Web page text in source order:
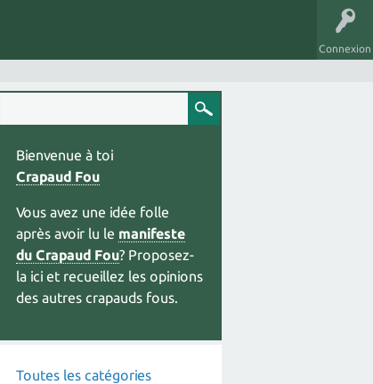
Connexion
Bienvenue à toi
Crapaud Fou
Vous avez une idée folle
après avoir lu le manifeste
du Crapaud Fou? Proposez-
la ici et recueillez les opinions
des autres crapauds fous.
Toutes les catégories